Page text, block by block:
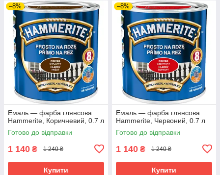
–8%
Емаль — фарба глянсова
Hammerite, Коричневий, 0.7 л
Готово до відправки
1 140 ₴ 1 240 ₴
Купити
–8%
Емаль — фарба глянсова
Hammerite, Червоний, 0.7 л
Готово до відправки
1 140 ₴ 1 240 ₴
Купити